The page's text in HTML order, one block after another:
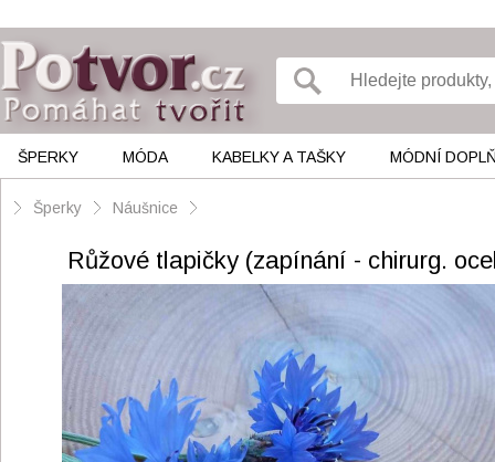
ŠPERKY MÓDA KABELKY A TAŠKY MÓDNÍ
Šperky Náušnice
Růžové tlapičky (zapínání - chirurg.